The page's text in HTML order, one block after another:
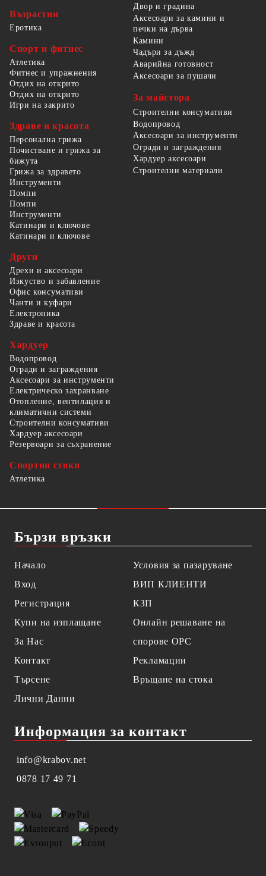
Възрастни
Еротика
Спорт и фитнес
Атлетика
Фитнес и упражнения
Отдих на открито
Отдих на открито
Игри на закрито
Здраве и красота
Персонална грижа
Почистване и грижа за
бижута
Грижа за здравето
Двор и градина
Аксесоари за камини и
печки на дърва
Камини
Чадъри за дъжд
Аварийна готовност
Аксесоари за пушачи
За майстора
Строителни консумативи
Водопровод
Аксесоари за инструменти
Огради и заграждения
Хардуер аксесоари
Строителни материали
Инструменти
Помпи
Помпи
Инструменти
Катинари и ключове
Катинари и ключове
Други
Дрехи и аксесоари
Изкуство и забавление
Офис консумативи
Чанти и куфари
Електроника
Здраве и красота
Хардуер
Водопровод
Огради и заграждения
Аксесоари за инструменти
Електрическо захранване
Отопление, вентилация и
климатични системи
Строителни консумативи
Хардуер аксесоари
Резервоари за съхранение
Спортни стоки
Атлетика
Бързи връзки
Начало
Вход
Регистрация
Купи на изплащане
За Нас
Контакт
Търсене
Лични Данни
Условия за пазаруване
ВИП КЛИЕНТИ
КЗП
Онлайн решаване на
спорове OPC
Рекламации
Връщане на стока
Информация за контакт
info@krabov.net
0878 17 49 71